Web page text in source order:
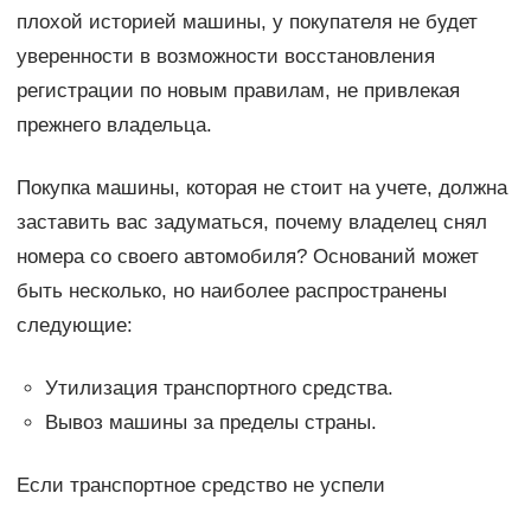
плохой историей машины, у покупателя не будет
уверенности в возможности восстановления
регистрации по новым правилам, не привлекая
прежнего владельца.
Покупка машины, которая не стоит на учете, должна
заставить вас задуматься, почему владелец снял
номера со своего автомобиля? Оснований может
быть несколько, но наиболее распространены
следующие:
Утилизация транспортного средства.
Вывоз машины за пределы страны.
Если транспортное средство не успели